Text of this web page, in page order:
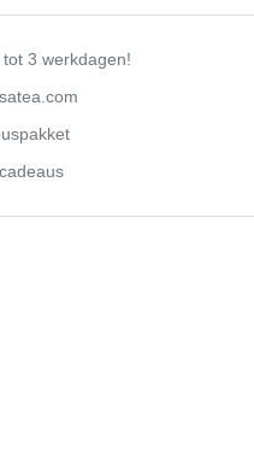
3 werkdagen!